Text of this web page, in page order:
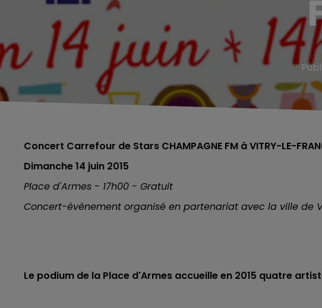
Concert Carrefour de Stars CHAMPAGNE FM à VITRY-LE-
Dimanche 14 juin 2015
Place d'Armes - 17h00 - Gratuit
Concert-évènement organisé en partenariat avec la ville de
Le podium de la Place d'Armes accueille en 2015 quatre